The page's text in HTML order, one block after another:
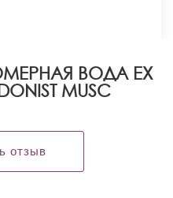
ВОДА EX
MUSC
отзыв